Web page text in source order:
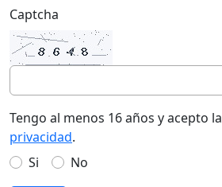
Captcha
Tengo al menos 16 años y acepto la
privacidad.
Si
No